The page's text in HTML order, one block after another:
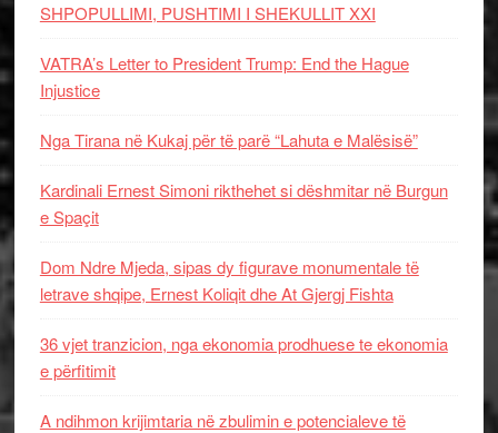
SHPOPULLIMI, PUSHTIMI I SHEKULLIT XXI
VATRA’s Letter to President Trump: End the Hague
Injustice
Nga Tirana në Kukaj për të parë “Lahuta e Malësisë”
Kardinali Ernest Simoni rikthehet si dëshmitar në Burgun
e Spaçit
Dom Ndre Mjeda, sipas dy figurave monumentale të
letrave shqipe, Ernest Koliqit dhe At Gjergj Fishta
36 vjet tranzicion, nga ekonomia prodhuese te ekonomia
e përfitimit
A ndihmon krijimtaria në zbulimin e potencialeve të